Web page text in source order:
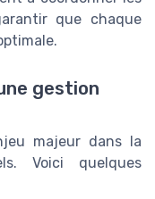
que chaque
gestion
majeur dans la
Voici quelques